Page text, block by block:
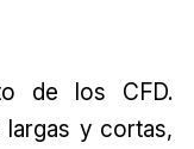
de los CFD.
largas y cortas,